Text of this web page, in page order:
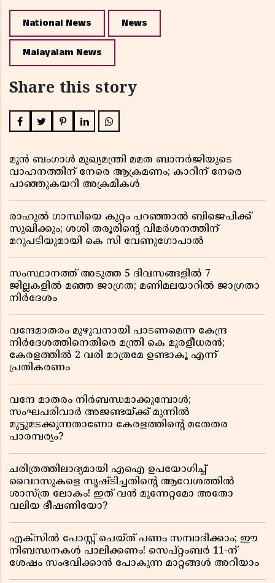
National News News
Malayalam News
Share this story
മുൻ ബംഗാൾ മുഖ്യമന്ത്രി മമത ബാനർജിയുടെ
വാഹനത്തിന് നേരെ ആക്രമണം; കാറിന് നേരെ
പാഞ്ഞുകയറി അക്രമികൾ
രാഹുൽ ഗാന്ധിയെ കുറ്റം പറഞ്ഞാൽ ബിജെപിക്ക്
സുഖിക്കും; ശശി തരൂരിന്റെ വിമർശനത്തിന്
മറുപടിയുമായി കെ സി വേണുഗോപാൽ
സംസ്ഥാനത്ത് അടുത്ത 5 ദിവസങ്ങളിൽ 7
ജില്ലകളിൽ മഞ്ഞ ജാഗ്രത; മണിമലയാറിൽ ജാഗ്രതാ
നിർദേശം
വന്ദേമാതരം മുഴുവനായി പാടണമെന്ന കേന്ദ്ര
നിർദേശത്തിനെതിരെ മന്ത്രി കെ മുരളീധരൻ;
കേരളത്തിൽ 2 വരി മാത്രമേ ഉണ്ടാകൂ എന്ന്
പ്രതികരണം
വന്ദേ മാതരം നിർബന്ധമാക്കുമ്പോൾ;
സംഘപരിവാർ അജണ്ടയ്ക്ക് മുന്നിൽ
മുട്ടുമടക്കുന്നതാണോ കേരളത്തിന്റെ മതേതര
പാരമ്പര്യം?
ചരിത്രത്തിലാദ്യമായി എഐ ഉപയോഗിച്ച്
വൈറസുകളെ സൃഷ്ടിച്ചതിന്റെ ആവേശത്തിൽ
ശാസ്ത്ര ലോകം! ഇത് വൻ മുന്നേറ്റമോ അതോ
വലിയ ഭീഷണിയോ?
എക്സിൽ പോസ്റ്റ് ചെയ്ത് പണം സമ്പാദിക്കാം; ഈ
നിബന്ധനകൾ പാലിക്കണം! സെപ്റ്റംബർ 11-ന്
ശേഷം സംഭവിക്കാൻ പോകുന്ന മാറ്റങ്ങൾ അറിയാം